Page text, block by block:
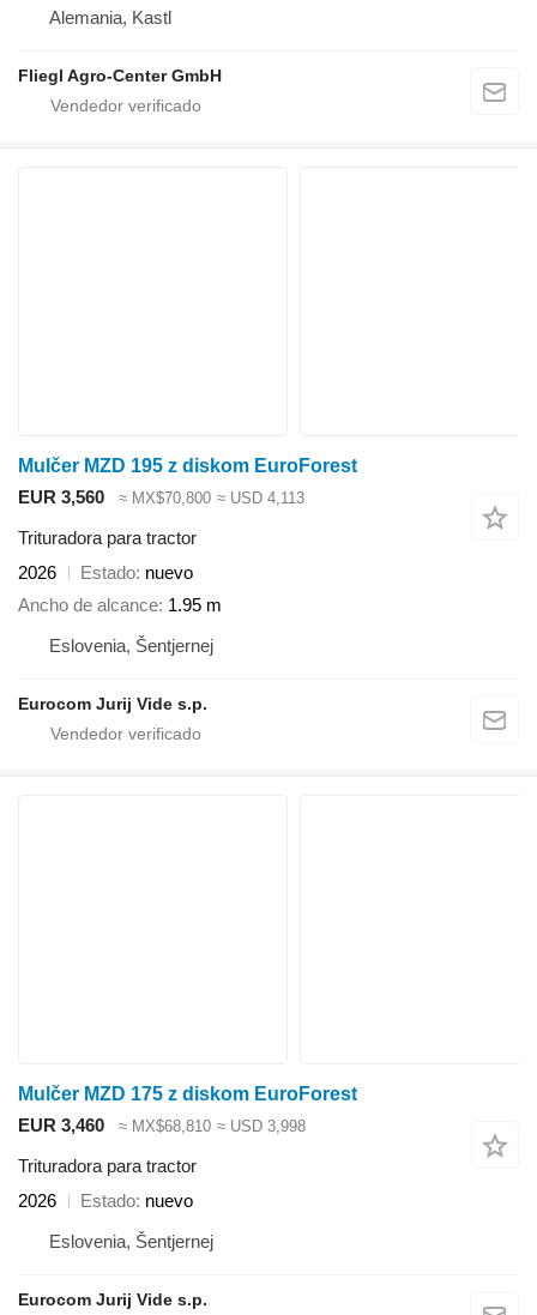
Alemania, Kastl
Fliegl Agro-Center GmbH
Mulčer MZD 195 z diskom EuroForest
EUR 3,560
≈ MX$70,800 ≈ USD 4,113
Trituradora para tractor
2026
Estado nuevo
Ancho de alcance 1.95 m
Eslovenia, Šentjernej
Eurocom Jurij Vide s.p.
Mulčer MZD 175 z diskom EuroForest
EUR 3,460
≈ MX$68,810 ≈ USD 3,998
Trituradora para tractor
2026
Estado nuevo
Eslovenia, Šentjernej
Eurocom Jurij Vide s.p.